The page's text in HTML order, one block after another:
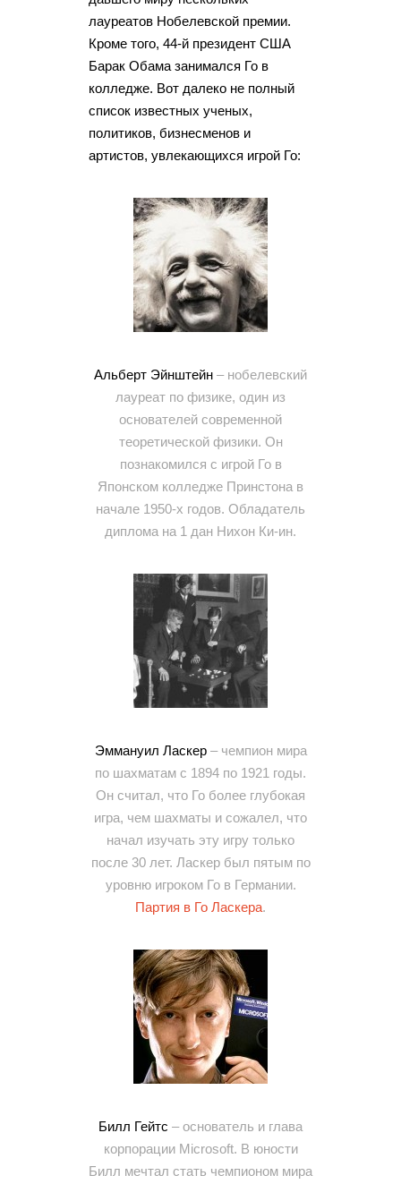
лауреатов Нобелевской премии.
Кроме того, 44-й президент США
Барак Обама занимался Го в
колледже. Вот далеко не полный
список известных ученых,
политиков, бизнесменов и
артистов, увлекающихся игрой Го:
Альберт Эйнштейн – нобелевский
лауреат по физике, один из
основателей современной
теоретической физики. Он
познакомился с игрой Го в
Японском колледже Принстона в
начале 1950-х годов. Обладатель
диплома на 1 дан Нихон Ки-ин.
Эммануил Ласкер– чемпион мира
по шахматам с 1894 по 1921 годы.
Он считал, что Го более глубокая
игра, чем шахматы и сожалел, что
начал изучать эту игру только
после 30 лет. Ласкер был пятым по
уровню игроком Го в Германии.
Партия в Го Ласкера.
Билл Гейтс – основатель и глава
корпорации Microsoft. В юности
Билл мечтал стать чемпионом мира